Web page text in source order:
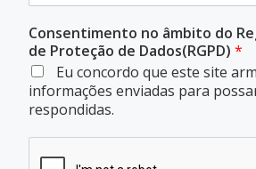
Consentimento no âmbito do
de Proteção de Dados(RGPD) *
Eu concordo que este site
informações enviadas para
respondidas.